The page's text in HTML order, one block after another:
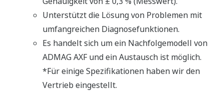
Unterstützt die Lösung von Problemen mit
umfangreichen Diagnosefunktionen.
Es handelt sich um ein Nachfolgemodell von
ADMAG AXF und ein Austausch ist möglich.
*Für einige Spezifikationen haben wir den
Vertrieb eingestellt.